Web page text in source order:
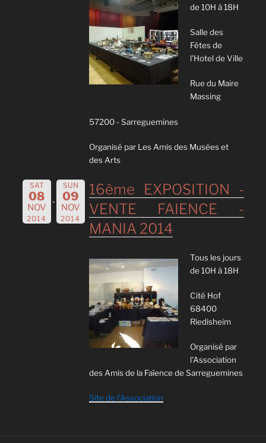
de 10H à 18H
Salle des
Fêtes de
l'Hotel de Ville
Rue du Maire
Massing
57200 - Sarreguemines
Organisé par Les Amis des Musées et
des Arts
SAT
08
NOV
2014
SUN
09
NOV
2014
16ème EXPOSITION -
VENTE FAIENCE -
MANIA 2014
Tous les jours
de 10H à 18H
Cité Hof
68400
Riedisheim
Organisé par
l'Association
des Amis de la Faïence de Sarreguemines
Site de l'Association